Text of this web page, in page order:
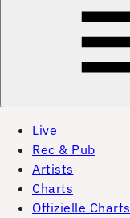
Live
Rec & Pub
Artists
Charts
Offizielle Charts